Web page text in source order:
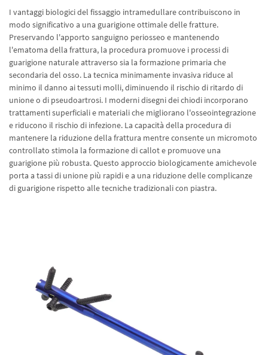
I vantaggi biologici del fissaggio intramedullare contribuiscono in
modo significativo a una guarigione ottimale delle fratture.
Preservando l'apporto sanguigno periosseo e mantenendo
l'ematoma della frattura, la procedura promuove i processi di
guarigione naturale attraverso sia la formazione primaria che
secondaria del osso. La tecnica minimamente invasiva riduce al
minimo il danno ai tessuti molli, diminuendo il rischio di ritardo di
unione o di pseudoartrosi. I moderni disegni dei chiodi incorporano
trattamenti superficiali e materiali che migliorano l'osseointegrazione
e riducono il rischio di infezione. La capacità della procedura di
mantenere la riduzione della frattura mentre consente un micromoto
controllato stimola la formazione di callot e promuove una
guarigione più robusta. Questo approccio biologicamente amichevole
porta a tassi di unione più rapidi e a una riduzione delle complicanze
di guarigione rispetto alle tecniche tradizionali con piastra.